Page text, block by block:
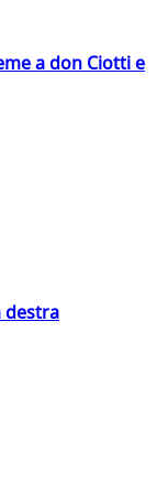
a don Ciotti e
destra